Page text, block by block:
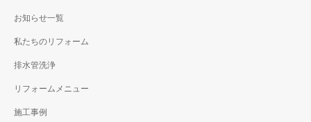
お知らせ一覧
私たちのリフォーム
排水管洗浄
リフォームメニュー
施工事例